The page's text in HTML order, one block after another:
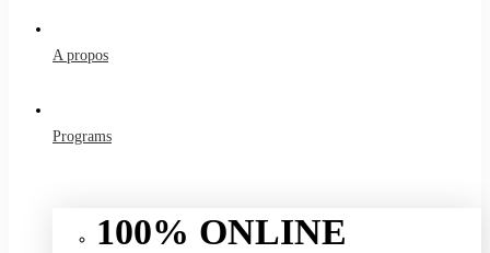
A propos
Programs
100% ONLINE